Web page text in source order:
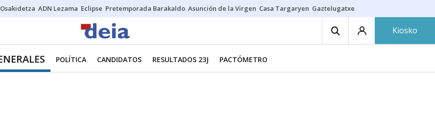
ADN Lezama Eclipse Pretemporada Barakaldo Asunción de la Virgen Casa Targaryen Gaztelugatxe
Kiosko
POLÍTICA CANDIDATOS RESULTADOS 23J PACTÓMETRO